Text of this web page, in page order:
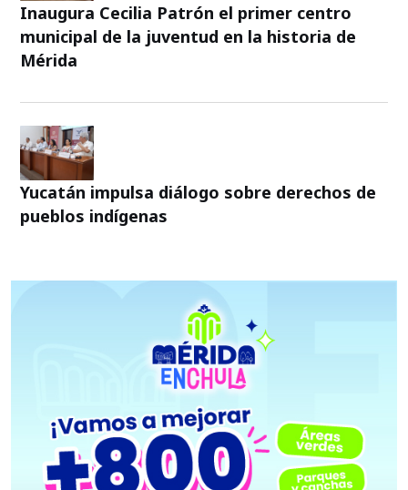
Inaugura Cecilia Patrón el primer centro
municipal de la juventud en la historia de
Mérida
Yucatán impulsa diálogo sobre derechos de
pueblos indígenas